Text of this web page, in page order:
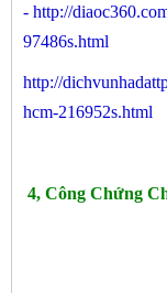
- http://
97486s.html
http://
hcm-216952s.html
4, Công Chứng